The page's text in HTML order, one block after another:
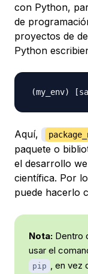
con Python,
de
proyectos de
Python
Aquí,
paquete o
el desarrollo
científica. Por
puede hacerlo
Nota: Dentro
usar el
pip , en vez